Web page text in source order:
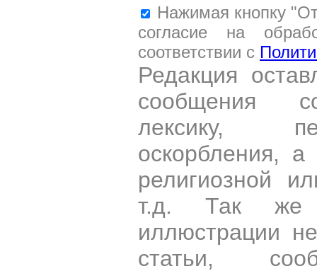
Нажимая кнопку
согласие на
соответствии с
Редакция
сообщения
лексику,
оскорбления,
религиозной
т.д. Так же
иллюстрации
статьи,